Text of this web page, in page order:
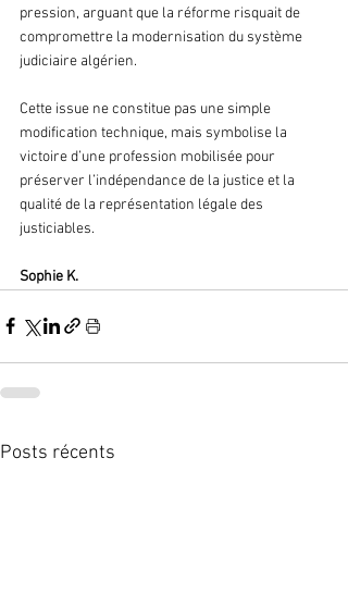
pression, arguant que la réforme risquait de
compromettre la modernisation du système
judiciaire algérien.
Cette issue ne constitue pas une simple
modification technique, mais symbolise la
victoire d’une profession mobilisée pour
préserver l’indépendance de la justice et la
qualité de la représentation légale des
justiciables.
Sophie K.
Posts récents